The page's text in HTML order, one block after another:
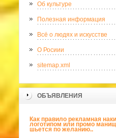
Об культуре
Полезная информация
Всё о людях и искусстве
О Росиии
sitemap.xml
ОБЪЯВЛЕНИЯ
Как правило рекламная
логотипом или промо
шьется по желанию..